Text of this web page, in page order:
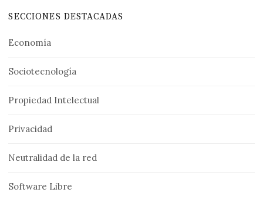
SECCIONES DESTACADAS
Economía
Sociotecnología
Propiedad Intelectual
Privacidad
Neutralidad de la red
Software Libre